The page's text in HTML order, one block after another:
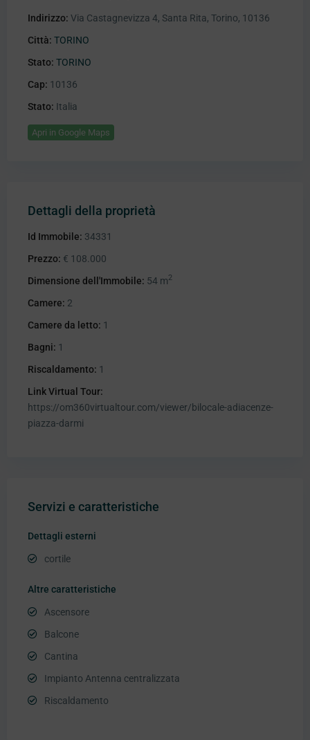
Indirizzo: Via Castagnevizza 4, Santa Rita, Torino, 10136
Città: TORINO
Stato: TORINO
Cap: 10136
Stato: Italia
Apri in Google Maps
Dettagli della proprietà
Id Immobile: 34331
Prezzo: € 108.000
Dimensione dell'Immobile: 54 m2
Camere: 2
Camere da letto: 1
Bagni: 1
Riscaldamento: 1
Link Virtual Tour:
https://om360virtualtour.com/viewer/bilocale-adiacenze-
piazza-darmi
Servizi e caratteristiche
Dettagli esterni
cortile
Altre caratteristiche
Ascensore
Balcone
Cantina
Impianto Antenna centralizzata
Riscaldamento